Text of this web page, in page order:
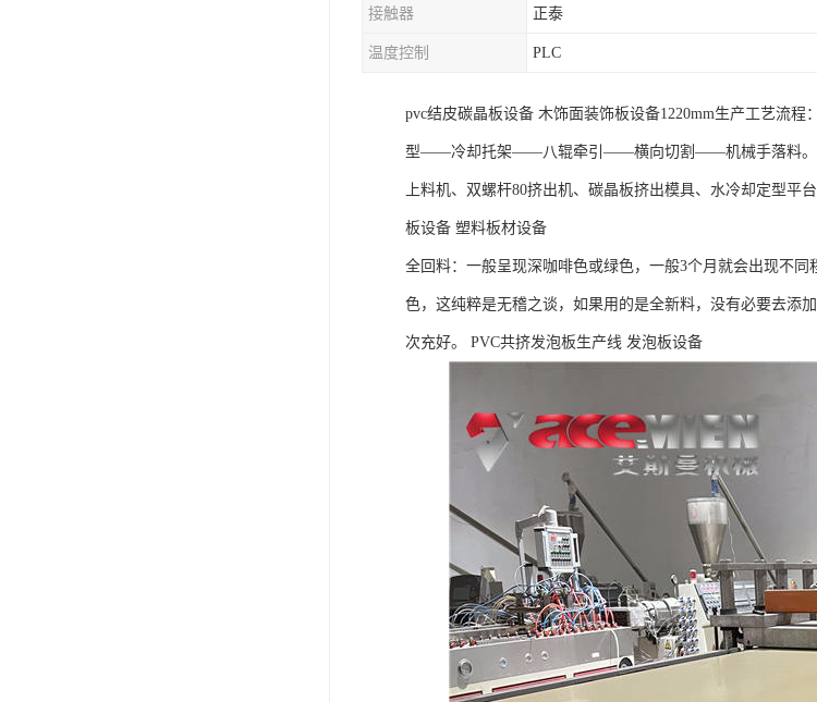
接触器 正泰
温度控制 PLC
pvc结皮碳晶板设备 木饰面装饰板设备1220mm生产工艺
型——冷却托架——八辊牵引——横向切割——机械手落料。
上料机、双螺杆80挤出机、碳晶板挤出模具、水冷却定型
板设备 塑料板材设备
全回料：一般呈现深咖啡色或绿色，一般3个月就会出现不
色，这纯粹是无稽之谈，如果用的是全新料，没有必要去添
次充好。 PVC共挤发泡板生产线 发泡板设备